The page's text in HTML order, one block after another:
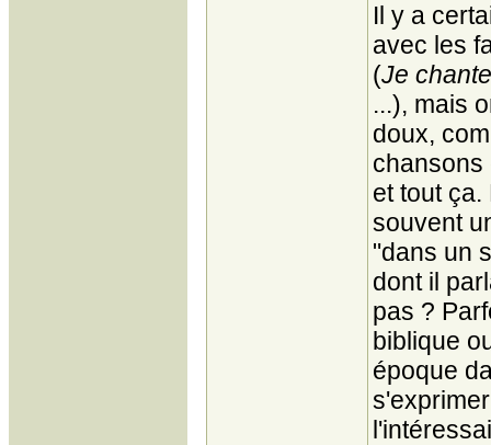
Il y a
avec les
(Je
...), mais
doux,
chansons
et tout ça.
souvent
"dans un
dont il
pas ?
biblique
époque